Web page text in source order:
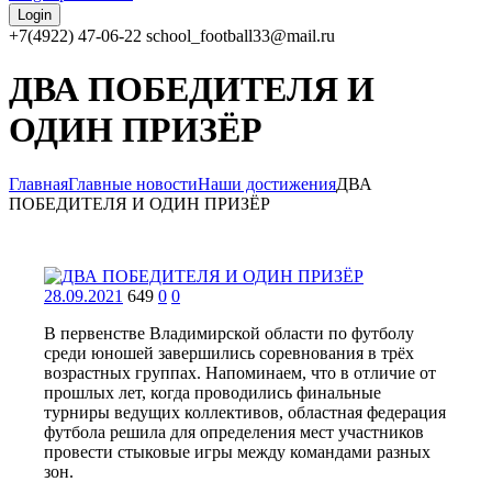
+7(4922) 47-06-22 school_football33@mail.ru
ДВА ПОБЕДИТЕЛЯ И
ОДИН ПРИЗЁР
ГлавнаяГлавные новостиНаши достиженияДВА
ПОБЕДИТЕЛЯ И ОДИН ПРИЗЁР
28.09.2021 649 0 0
В первенстве Владимирской области по футболу
среди юношей завершились соревнования в трёх
возрастных группах. Напоминаем, что в отличие от
прошлых лет, когда проводились финальные
турниры ведущих коллективов, областная федерация
футбола решила для определения мест участников
провести стыковые игры между командами разных
зон.